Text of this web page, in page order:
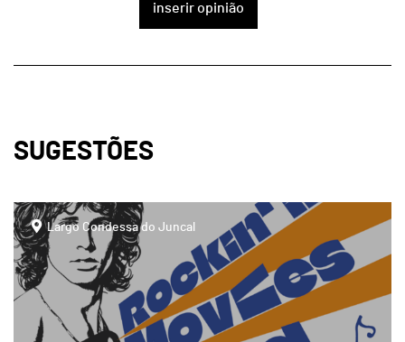
inserir opinião
SUGESTÕES
page
Largo Condessa do Juncal